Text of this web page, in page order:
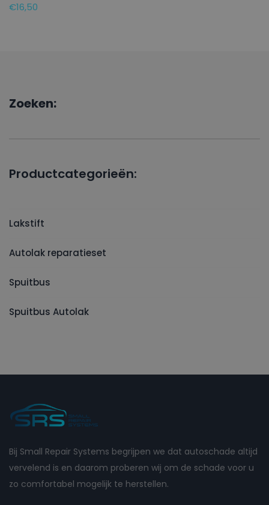
€16,50
Zoeken:
Productcategorieën:
Lakstift
Autolak reparatieset
Spuitbus
Spuitbus Autolak
Bij Small Repair Systems begrijpen we dat autoschade altijd
vervelend is en daarom proberen wij om de schade voor u
zo comfortabel mogelijk te herstellen.